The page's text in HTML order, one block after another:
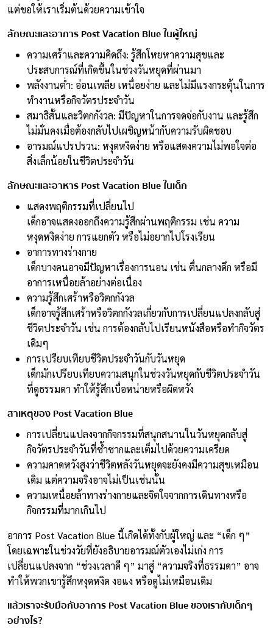
แต่ขอให้เราเริ่มต้นด้วยความเข้าใจ
ลักษณะและอาการ Post Vacation Blue ในผู้ใหญ่
ความเศร้าและความคิดถึง: รู้สึกโหยหาความสุขและ
ประสบการณ์ที่เกิดขึ้นในช่วงวันหยุดที่ผ่านมา
พลังงานต่ำ: อ่อนเพลีย เหนื่อยง่าย และไม่มีแรงกระตุ้นในการ
ทำงานหรือกิจวัตรประจำวัน
สมาธิสั้นและวิตกกังวล: มีปัญหาในการจดจ่อกับงาน และรู้สึก
ไม่มั่นคงเมื่อต้องกลับไปเผชิญหน้ากับความรับผิดชอบ
อารมณ์แปรปรวน: หงุดหงิดง่าย หรือแสดงความไม่พอใจต่อ
สิ่งเล็กน้อยในชีวิตประจำวัน
ลักษณะและอาหาร Post Vacation Blue ในเด็ก
แสดงพฤติกรรมที่เปลี่ยนไป
เด็กอาจแสดงออกถึงความรู้สึกผ่านพฤติกรรม เช่น ความ
หงุดหงิดง่าย การแยกตัว หรือไม่อยากไปโรงเรียน
อาการทางร่างกาย
เด็กบางคนอาจมีปัญหาเรื่องการนอน เช่น ตื่นกลางดึก หรือมี
อาการเหนื่อยล้าอย่างต่อเนื่อง
ความรู้สึกเศร้าหรือวิตกกังวล
เด็กอาจรู้สึกเศร้าหรือวิตกกังวลเกี่ยวกับการเปลี่ยนแปลงกลับสู่
ชีวิตประจำวัน เช่น การต้องกลับไปเรียนหนังสือหรือทำกิจวัตร
เดิมๆ
การเปรียบเทียบชีวิตประจำวันกับวันหยุด
เด็กมักเปรียบเทียบความสนุกในช่วงวันหยุดกับชีวิตประจำวัน
ที่ดูธรรมดา ทำให้รู้สึกเบื่อหน่ายหรือผิดหวัง
สาเหตุของ Post Vacation Blue
การเปลี่ยนแปลงจากกิจกรรมที่สนุกสนานในวันหยุดกลับสู่
กิจวัตรประจำวันที่ซ้ำซากและเต็มไปด้วยความเครียด
ความคาดหวังสูงว่าชีวิตหลังวันหยุดจะยังคงมีความสุขเหมือน
เดิม แต่ความจริงอาจไม่เป็นเช่นนั้น
ความเหนื่อยล้าทางร่างกายและจิตใจจากการเดินทางหรือ
กิจกรรมที่มากเกินไป
อาการ Post Vacation Blue นี้เกิดได้ทั้งกับผู้ใหญ่ และ “เด็ก ๆ”
โดยเฉพาะในช่วงวัยที่ยังอธิบายอารมณ์ตัวเองไม่เก่ง การ
เปลี่ยนแปลงจาก “ช่วงเวลาดี ๆ” มาสู่ “ความจริงที่ธรรมดา” อาจ
ทำให้พวกเขารู้สึกหงุดหงิด งอแง หรือดูไม่เหมือนเดิม
แล้วเราจะรับมือกับอาการ Post Vacation Blue ของเรากับเด็กๆ
อย่างไร?